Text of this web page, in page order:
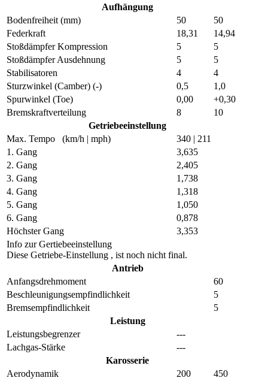
Aufhängung
Bodenfreiheit (mm)
50
50
Federkraft
18,31
14,94
Stoßdämpfer Kompression
5
5
Stoßdämpfer Ausdehnung
5
5
Stabilisatoren
4
4
Sturzwinkel (Camber) (-) 0,5
1,0
Spurwinkel (Toe) 0,00
+0,30
Bremskraftverteilung
8
10
Getriebeeinstellung
Max. Tempo (km/h | mph) 340 | 211
1. Gang
3,635
2. Gang
2,405
3. Gang
1,738
4. Gang
1,318
5. Gang
1,050
6. Gang
0,878
Höchster Gang
3,353
Info zur Gertiebeeinstellung
Diese Getriebe-Einstellung , ist noch nicht final.
Antrieb
Anfangsdrehmoment
60
Beschleunigungsempfindlichkeit
5
Bremsempfindlichkeit
5
Leistung
Leistungsbegrenzer
---
Lachgas-Stärke
---
Karosserie
Aerodynamik
200
450